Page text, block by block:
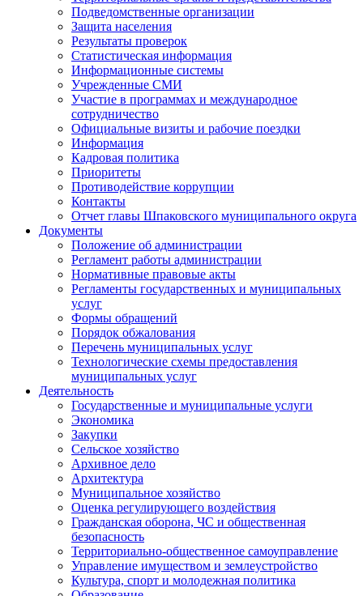
Подведомственные организации
Защита населения
Результаты проверок
Статистическая информация
Информационные системы
Учрежденные СМИ
Участие в программах и международное
сотрудничество
Официальные визиты и рабочие поездки
Информация
Кадровая политика
Приоритеты
Противодействие коррупции
Контакты
Отчет главы Шпаковского муниципального округа
Документы
Положение об администрации
Регламент работы администрации
Нормативные правовые акты
Регламенты государственных и муниципальных
услуг
Формы обращений
Порядок обжалования
Перечень муниципальных услуг
Технологические схемы предоставления
муниципальных услуг
Деятельность
Государственные и муниципальные услуги
Экономика
Закупки
Сельское хозяйство
Архивное дело
Архитектура
Муниципальное хозяйство
Оценка регулирующего воздействия
Гражданская оборона, ЧС и общественная
безопасность
Территориально-общественное самоуправление
Управление имуществом и землеустройство
Культура, спорт и молодежная политика